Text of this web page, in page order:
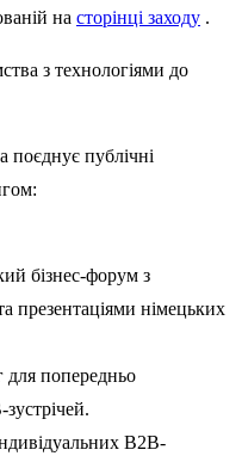
на сторінці заходу .
з технологіями до
поєднує публічні
:
бізнес-форум з
презентаціями німецьких
для попередньо
B2B-